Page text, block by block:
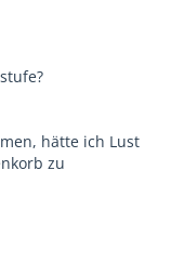
hätte ich Lust
zu